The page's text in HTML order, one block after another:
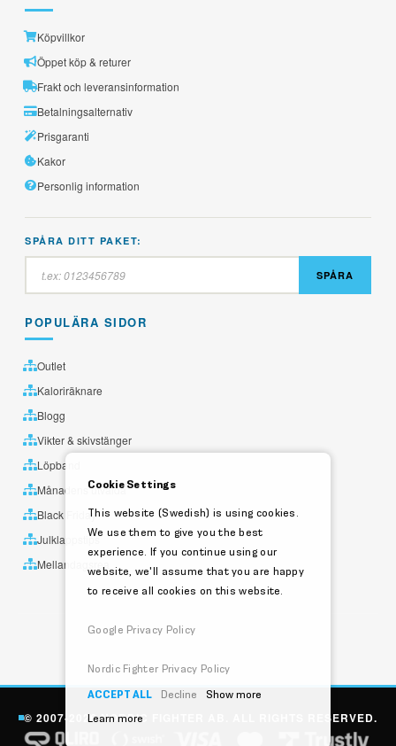
Köpvillkor
Öppet köp & returer
Frakt och leveransinformation
Betalningsalternativ
Prisgaranti
Kakor
Personlig information
SPÅRA DITT PAKET:
SPÅRA
POPULÄRA SIDOR
Outlet
Kaloriräknare
Blogg
Vikter & skivstänger
Löpband
Månadens utvalda
Black Friday
Julklappstips
Mellandagsrea
© 2007-2026 NORDIC FIGHTER AB. ALL RIGHTS RESERVED.
Cookie Settings
This website (Swedish) is using cookies.
We use them to give you the best
experience. If you continue using our
website, we'll assume that you are happy
to receive all cookies on this website.
Google Privacy Policy
Nordic Fighter Privacy Policy
ACCEPT ALL
Decline
Show more
Learn more